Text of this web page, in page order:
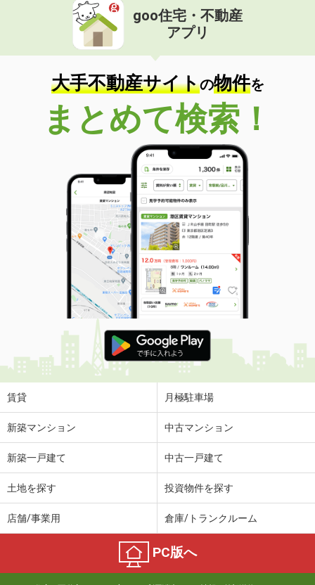
goo住宅・不動産
アプリ
大手不動産サイトの物件を
まとめて検索！
賃貸 月極駐車場
新築マンション 中古マンション
新築一戸建て 中古一戸建て
土地を探す 投資物件を探す
店舗/事業用 倉庫/トランクルーム
PC版へ